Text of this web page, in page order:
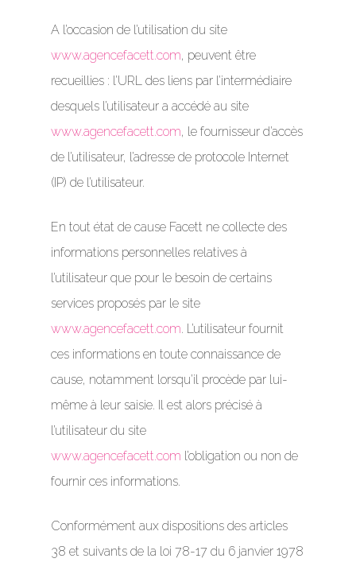
A l’occasion de l’utilisation du site
www.agencefacett.com, peuvent être
recueillies : l’URL des liens par l’intermédiaire
desquels l’utilisateur a accédé au site
www.agencefacett.com, le fournisseur d’accès
de l’utilisateur, l’adresse de protocole Internet
(IP) de l’utilisateur.
En tout état de cause Facett ne collecte des
informations personnelles relatives à
l’utilisateur que pour le besoin de certains
services proposés par le site
www.agencefacett.com. L’utilisateur fournit
ces informations en toute connaissance de
cause, notamment lorsqu’il procède par lui-
même à leur saisie. Il est alors précisé à
l’utilisateur du site
www.agencefacett.com l’obligation ou non de
fournir ces informations.
Conformément aux dispositions des articles
38 et suivants de la loi 78-17 du 6 janvier 1978